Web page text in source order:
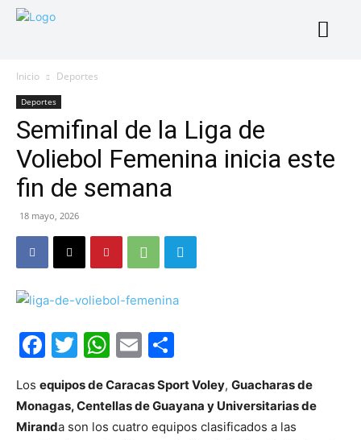
Inicio Deportes
Deportes
Semifinal de la Liga de
Voliebol Femenina inicia este
fin de semana
18 mayo, 2026
Facebook
Twitter
WhatsApp
Email
Los equipos de Caracas Sport Voley, Guacharas de
Monagas, Centellas de Guayana y Universitarias de
Miranda son los cuatro equipos clasificados a las